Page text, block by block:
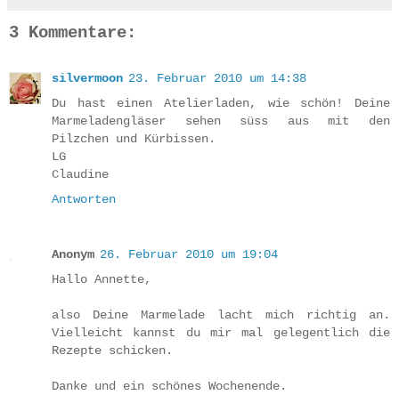
3 Kommentare:
silvermoon 23. Februar 2010 um 14:38
Du hast einen Atelierladen, wie schön! Deine
Marmeladengläser sehen süss aus mit den
Pilzchen und Kürbissen.
LG
Claudine
Antworten
Anonym 26. Februar 2010 um 19:04
Hallo Annette,
also Deine Marmelade lacht mich richtig an.
Vielleicht kannst du mir mal gelegentlich die
Rezepte schicken.
Danke und ein schönes Wochenende.